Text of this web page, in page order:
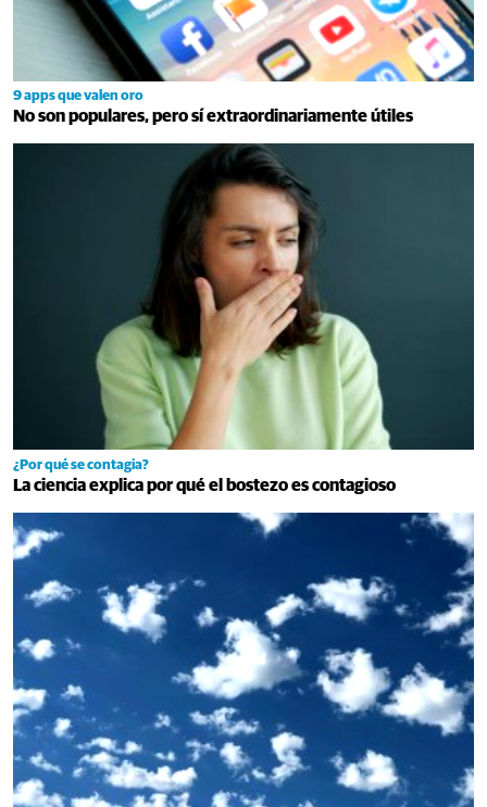
9 apps que valen oro
No son populares, pero sí extraordinariamente útiles
¿Por qué se contagia?
La ciencia explica por qué el bostezo es contagioso